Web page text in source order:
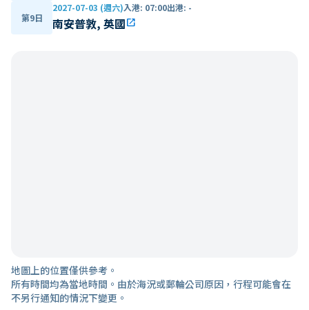
第9日
2027-07-03 (週六)入港: 07:00出港: -
南安普敦, 英國open_in_new
地圖上的位置僅供參考。
所有時間均為當地時間。由於海況或郵輪公司原因，行程可能會在
不另行通知的情況下變更。